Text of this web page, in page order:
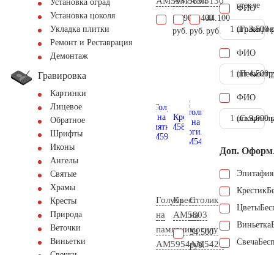
Установка оград
Установка цоколя
Укладка плитки
Ремонт и Реставрация
Демонтаж
Гравировка
Картинки
Лицевое
Обратное
Шрифты
Иконы
Ангелы
Святые
Храмы
Кресты
Природа
Веточки
Виньетки
15.900
руб.
14.400
руб.
44.100
руб.
Голубь
на
памятник
AM5954
Крест
AM5803
34.500
руб.
Столик
на
могилу
AM5420
стекле
ФИО
1 шт.3.500
ФИО
1 шт.4.500
ФИО
1 шт.9.000
Доп.
Эпитафия
Крестик
Цветы
Виньетка
Свеча